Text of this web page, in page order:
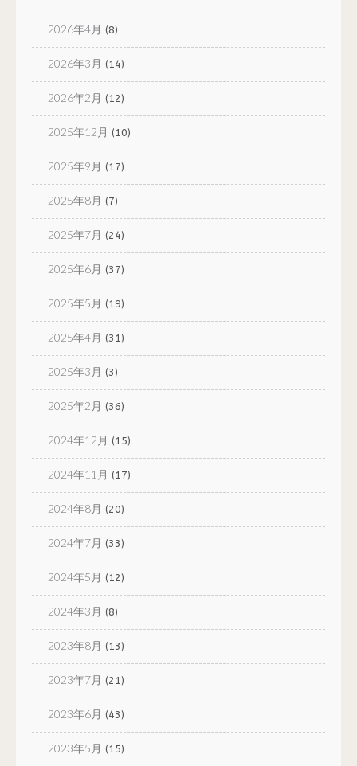
2026年4月 (8)
2026年3月 (14)
2026年2月 (12)
2025年12月 (10)
2025年9月 (17)
2025年8月 (7)
2025年7月 (24)
2025年6月 (37)
2025年5月 (19)
2025年4月 (31)
2025年3月 (3)
2025年2月 (36)
2024年12月 (15)
2024年11月 (17)
2024年8月 (20)
2024年7月 (33)
2024年5月 (12)
2024年3月 (8)
2023年8月 (13)
2023年7月 (21)
2023年6月 (43)
2023年5月 (15)